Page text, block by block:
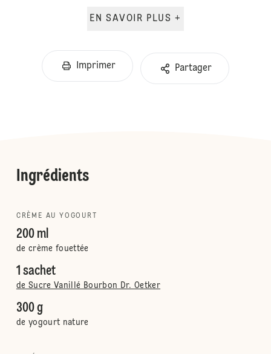
EN SAVOIR PLUS +
Imprimer Partager
Ingrédients
CRÈME AU YOGOURT
200 ml
de crème fouettée
1 sachet
de Sucre Vanillé Bourbon Dr. Oetker
300 g
de yogourt nature